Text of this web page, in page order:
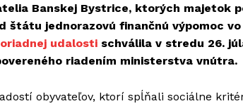
Banskej Bystrice, ktorých majetok
štátu jednorazovú finančnú výpomoc
udalosti schválila v stredu 26.
riadením ministerstva vnútra.
obyvateľov, ktorí spĺňali sociálne